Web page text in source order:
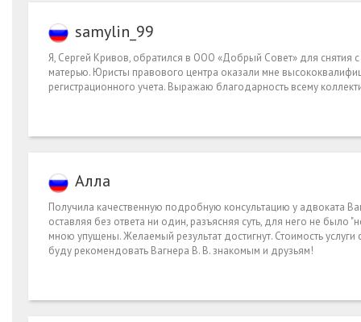
samylin_99
Я, Сергей Кривов, обратился в ООО «Добрый Совет» для снятия
матерью. Юристы правового центра оказали мне
регистрационного учета. Выражаю благодарность всему
Алла
Получила качественную подробную консультацию у адвоката
оставляя без ответа ни один, разъясняя суть, для него не
мною упущены. Желаемый результат достигнут. Стоимость
буду рекомендовать Вагнера В. В. знакомым и друзьям!